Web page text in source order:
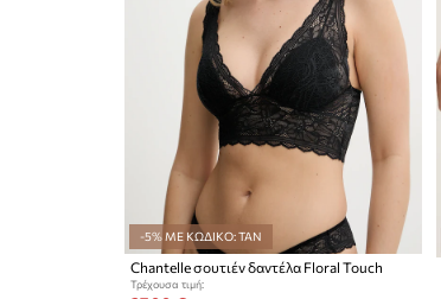
-5% ΜΕ ΚΩΔΙΚΟ: TAN
Chantelle σουτιέν δαντέλα Floral Touch
Τρέχουσα τιμή: